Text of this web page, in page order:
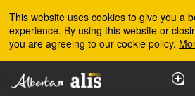
This website uses cookies to give you a
experience. By using this website or
you are agreeing to our cookie policy.